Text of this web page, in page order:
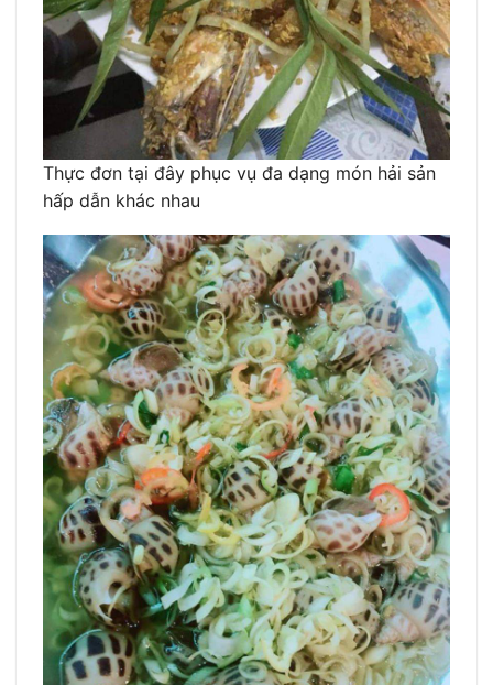
Thực đơn tại đây phục vụ đa dạng món hải sản
hấp dẫn khác nhau